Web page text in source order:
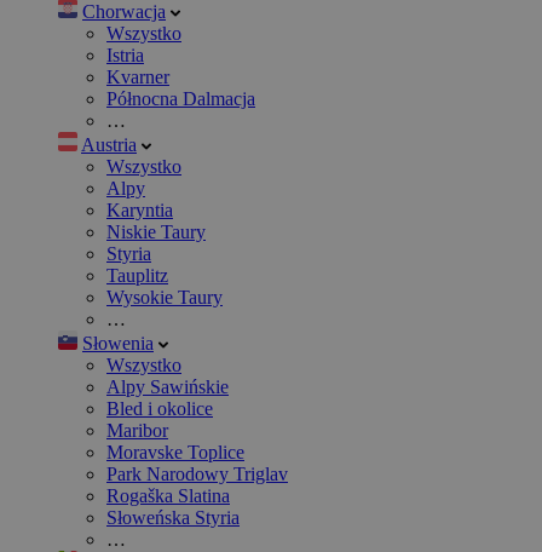
Chorwacja
Wszystko
Istria
Kvarner
Północna Dalmacja
…
Austria
Wszystko
Alpy
Karyntia
Niskie Taury
Styria
Tauplitz
Wysokie Taury
…
Słowenia
Wszystko
Alpy Sawińskie
Bled i okolice
Maribor
Moravske Toplice
Park Narodowy Triglav
Rogaška Slatina
Słoweńska Styria
…